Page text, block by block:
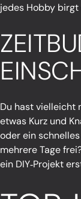
jedes Hobby birgt
Du hast vielleicht
etwas Kurz und
oder ein
mehrere Tage
ein DIY‑Projekt